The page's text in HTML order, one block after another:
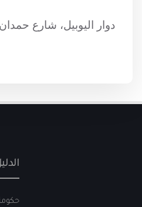
دوار اليوبيل، شارع حمدان